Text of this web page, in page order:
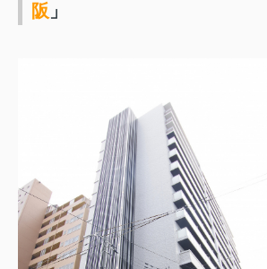
阪 」